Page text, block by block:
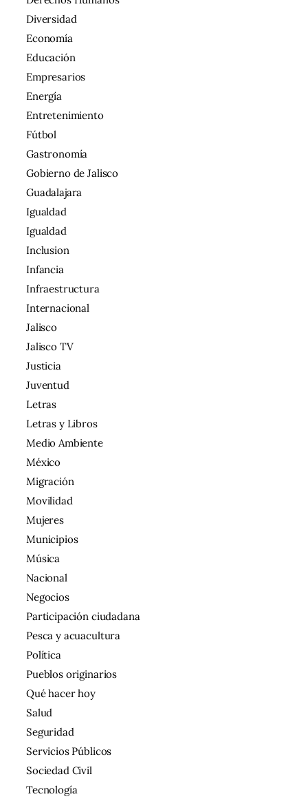
Diversidad
Economía
Educación
Empresarios
Energía
Entretenimiento
Fútbol
Gastronomía
Gobierno de Jalisco
Guadalajara
Igualdad
Igualdad
Inclusion
Infancia
Infraestructura
Internacional
Jalisco
Jalisco TV
Justicia
Juventud
Letras
Letras y Libros
Medio Ambiente
México
Migración
Movilidad
Mujeres
Municipios
Música
Nacional
Negocios
Participación ciudadana
Pesca y acuacultura
Política
Pueblos originarios
Qué hacer hoy
Salud
Seguridad
Servicios Públicos
Sociedad Civil
Tecnología